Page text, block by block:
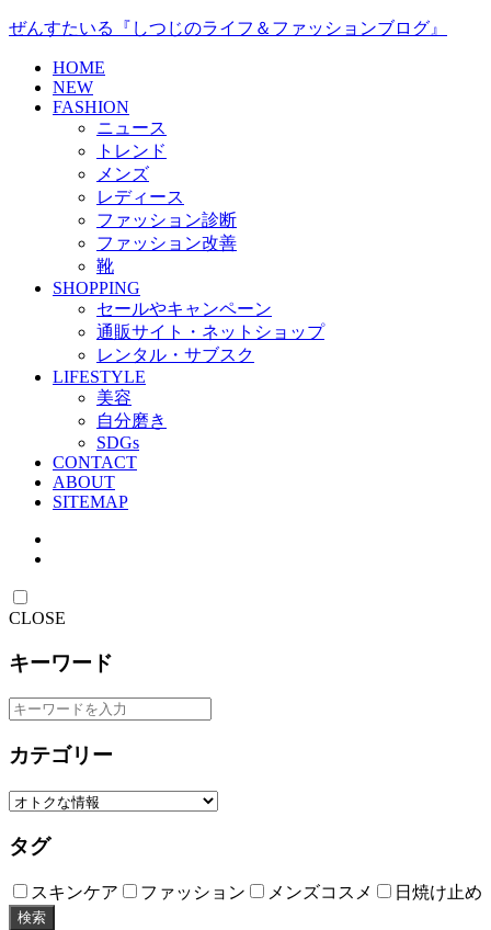
ぜんすたいる『しつじのライフ＆ファッションブログ』
HOME
NEW
FASHION
ニュース
トレンド
メンズ
レディース
ファッション診断
ファッション改善
靴
SHOPPING
セールやキャンペーン
通販サイト・ネットショップ
レンタル・サブスク
LIFESTYLE
美容
自分磨き
SDGs
CONTACT
ABOUT
SITEMAP
CLOSE
キーワード
カテゴリー
タグ
スキンケア ファッション メンズコスメ 日焼け止め
検索